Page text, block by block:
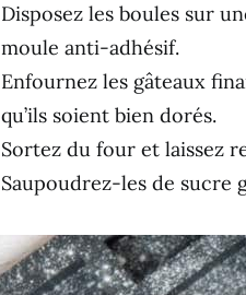
Disposez les boules sur
moule anti-adhésif.
Enfournez les gâteaux
qu’ils soient bien dorés.
Sortez du four et laissez
Saupoudrez-les de sucre